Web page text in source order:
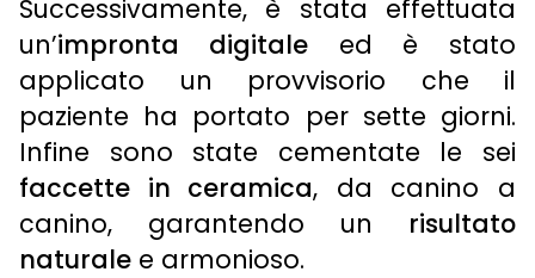
Successivamente, è stata effettuata
un’impronta digitaleed è stato
applicato un provvisorio che il
paziente ha portato per sette giorni.
Infine sono state cementate le sei
faccette in ceramica, da canino a
canino, garantendo un risultato
naturale e armonioso.